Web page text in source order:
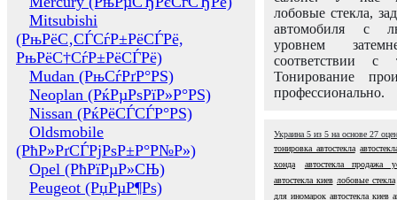
Mitsubishi
(РњРёС‚СЃСѓР±РёСЃРё,
РњРёС†СѓР±РёСЃРё)
Mudan (РњСѓРґР°РЅ)
Neoplan (РќРµРѕРїР»Р°РЅ)
Nissan (РќРёСЃСЃР°РЅ)
Oldsmobile
(РћР»РґСЃРјРѕР±Р°Р№Р»)
Opel (РћРїРµР»СЊ)
Peugeot (РџРµР¶Рѕ)
лобовые стекла,
автомобиля с
уровнем
соответствии с
Тонирование
профессионально.
Украина 5 из 5 на основе 27
тонировка автостекла
хонда
автостекла продажа
автостекла киев лобовые стекла
для иномарок автостекла киев